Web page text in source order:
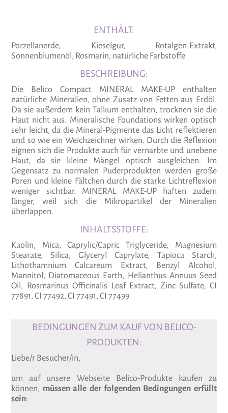
ENTHÄLT:
Porzellanerde, Kieselgur, Rotalgen-Extrakt,
Sonnenblumenöl, Rosmarin, natürliche Farbstoffe
BESCHREIBUNG:
Die Belico Compact MINERAL MAKE-UP enthalten
natürliche Mineralien, ohne Zusatz von Fetten aus Erdöl.
Da sie außerdem kein Talkum enthalten, trocknen sie die
Haut nicht aus. Mineralische Foundations wirken optisch
sehr leicht, da die Mineral-Pigmente das Licht reflektieren
und so wie ein Weichzeichner wirken. Durch die Reflexion
eignen sich die Produkte auch für vernarbte und unebene
Haut, da sie kleine Mängel optisch ausgleichen. Im
Gegensatz zu normalen Puderprodukten werden große
Poren und kleine Fältchen durch die starke Lichtreflexion
weniger sichtbar. MINERAL MAKE-UP haften zudem
länger, weil sich die Mikropartikel der Mineralien
überlappen.
INHALTSSTOFFE:
Kaolin, Mica, Caprylic/Capric Triglyceride, Magnesium
Stearate, Silica, Glyceryl Caprylate, Tapioca Starch,
Lithothamnium Calcareum Extract, Benzyl Alcohol,
Mannitol, Diatomaceous Earth, Helianthus Annuus Seed
Oil, Rosmarinus Officinalis Leaf Extract, Zinc Sulfate, CI
77891, CI 77492, CI 77491, CI 77499
BEDINGUNGEN ZUM KAUF VON BELICO-
PRODUKTEN:
Liebe/r Besucher/in,
um auf unsere Webseite Belico-Produkte kaufen zu
können, müssen alle der folgenden Bedingungen erfüllt
sein: